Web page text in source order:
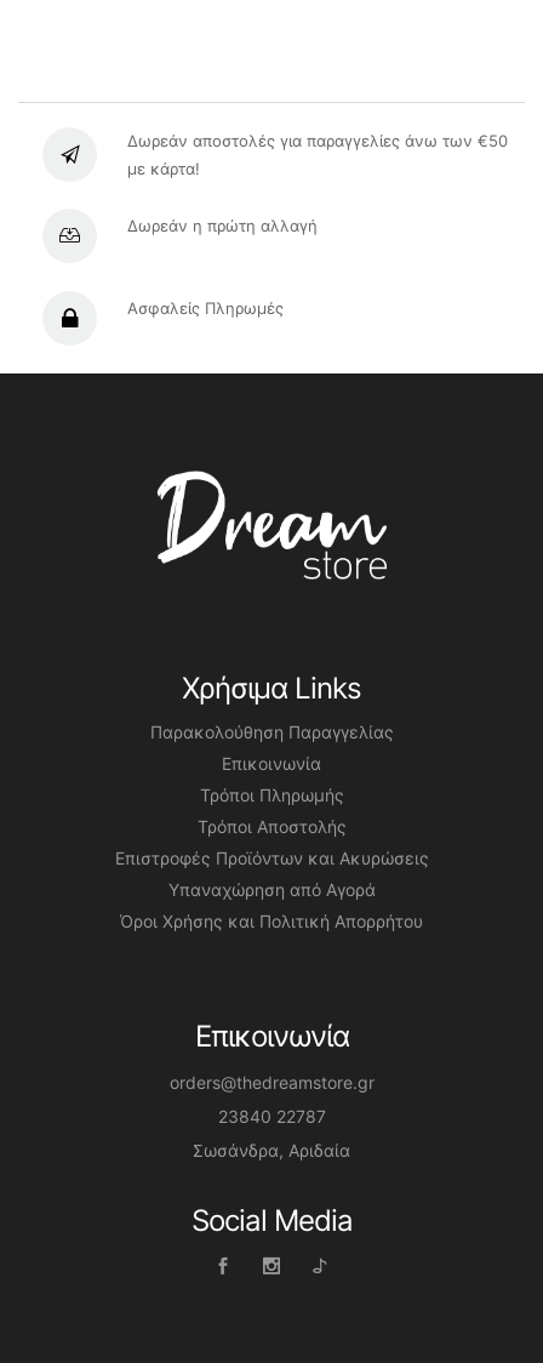
Δωρεάν αποστολές για παραγγελίες άνω των €50
με κάρτα!
Δωρεάν η πρώτη αλλαγή
Ασφαλείς Πληρωμές
Χρήσιμα Links
Παρακολούθηση Παραγγελίας
Επικοινωνία
Τρόποι Πληρωμής
Τρόποι Αποστολής
Επιστροφές Προϊόντων και Ακυρώσεις
Υπαναχώρηση από Αγορά
Όροι Χρήσης και Πολιτική Απορρήτου
Επικοινωνία
orders@thedreamstore.gr
23840 22787
Σωσάνδρα, Αριδαία
Social Media